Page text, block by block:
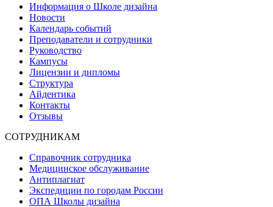
Информация о Школе дизайна
Новости
Календарь событий
Преподаватели и сотрудники
Руководство
Кампусы
Лицензии и дипломы
Структура
Айдентика
Контакты
Отзывы
СОТРУДНИКАМ
Справочник сотрудника
Медицинское обслуживание
Антиплагиат
Экспедиции по городам России
ОПА Школы дизайна